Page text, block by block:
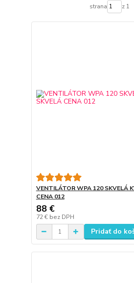
strana z 1
VENTILÁTOR WPA 120 SKVELÁ
CENA 012
88 €
72 € bez DPH
Pridať do